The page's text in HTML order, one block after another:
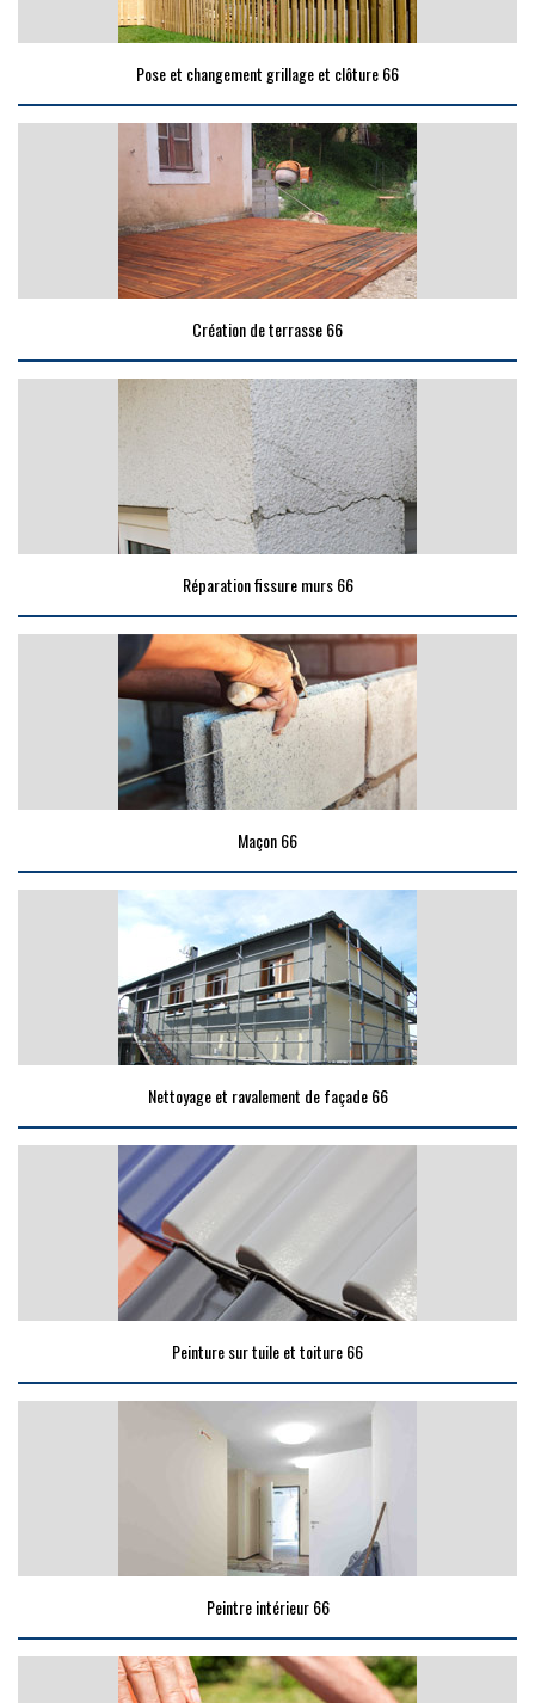
Pose et changement grillage et clôture 66
Création de terrasse 66
Réparation fissure murs 66
Maçon 66
Nettoyage et ravalement de façade 66
Peinture sur tuile et toiture 66
Peintre intérieur 66